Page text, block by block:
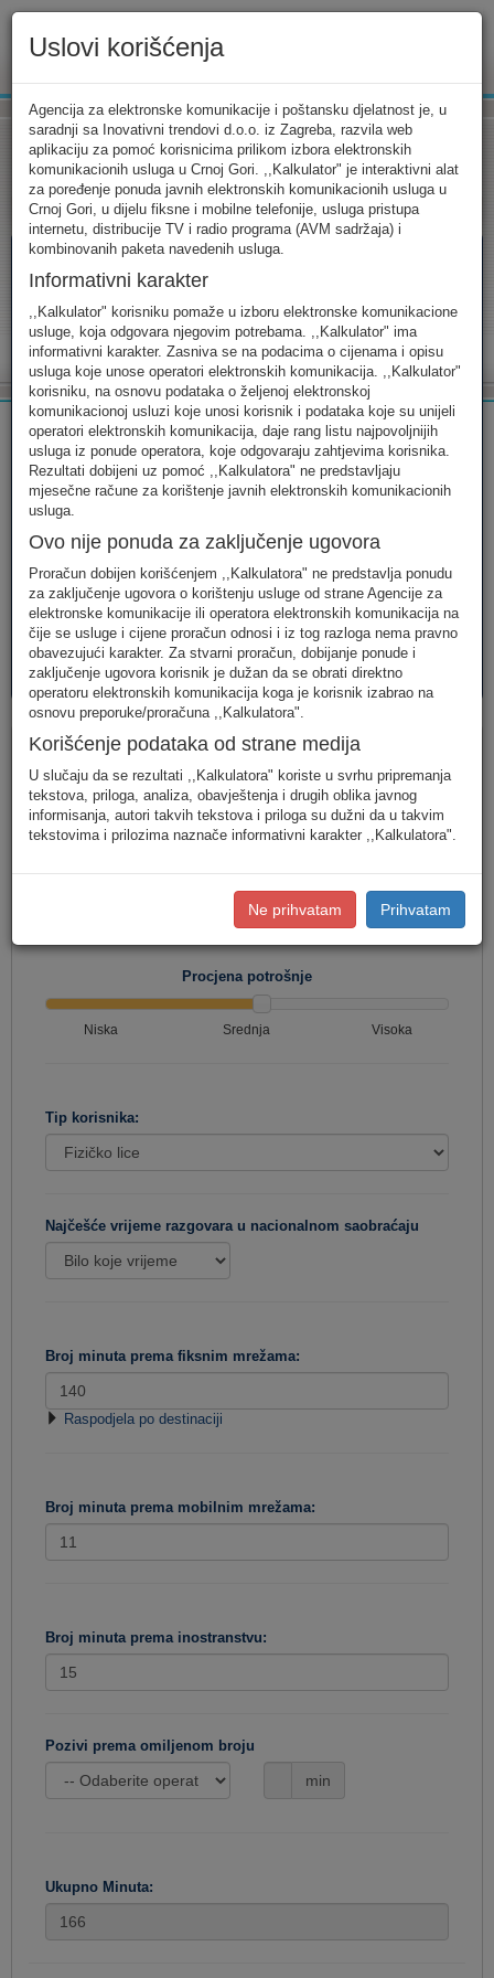
Tarifni kalkulator Uslovi korišćenja Kontakt
Tarifni kalkulator
Odaberite usluge koje koristite, popunite sva potrebna polja i
izaberite za sebe ono najbolje...
FIKSNA MOBILNA INTERNET
AVM
usluge
PAKETI
usluga
Fiksna telefonija
Jednostavan unos
(Za jednostavan unos raspodjela
korisnika u Crnoj Gori.)
(Za definisanje raspodjele saobraćaja prema
konkretnim destinacijama, koristite detaljan unos potrošnje.)
Procjena potrošnje
Niska Srednja Visoka
Tip korisnika:
Najčešće vrijeme razgovara u nacionalnom saobraćaju
Broj minuta prema fiksnim mrežama:
Raspodjela po destinaciji
Broj minuta prema mobilnim mrežama:
Broj minuta prema inostranstvu:
Pozivi prema omiljenom broju
min
Ukupno Minuta:
Uslovi korišćenja
Agencija za elektronske komunikacije i poštansku djelatnost je, u
saradnji sa Inovativni trendovi d.o.o. iz Zagreba, razvila web
aplikaciju za pomoć korisnicima prilikom izbora elektronskih
komunikacionih usluga u Crnoj Gori. ,,Kalkulator" je interaktivni alat
za poređenje ponuda javnih elektronskih komunikacionih usluga u
Crnoj Gori, u dijelu fiksne i mobilne telefonije, usluga pristupa
internetu, distribucije TV i radio programa (AVM sadržaja) i
kombinovanih paketa navedenih usluga.
Informativni karakter
,,Kalkulator" korisniku pomaže u izboru elektronske komunikacione
usluge, koja odgovara njegovim potrebama. ,,Kalkulator" ima
informativni karakter. Zasniva se na podacima o cijenama i opisu
usluga koje unose operatori elektronskih komunikacija. ,,Kalkulator"
korisniku, na osnovu podataka o željenoj elektronskoj
komunikacionoj usluzi koje unosi korisnik i podataka koje su unijeli
operatori elektronskih komunikacija, daje rang listu najpovoljnijih
usluga iz ponude operatora, koje odgovaraju zahtjevima korisnika.
Rezultati dobijeni uz pomoć ,,Kalkulatora" ne predstavljaju
mjesečne račune za korištenje javnih elektronskih komunikacionih
usluga.
Ovo nije ponuda za zaključenje ugovora
Proračun dobijen korišćenjem ,,Kalkulatora" ne predstavlja ponudu
za zaključenje ugovora o korištenju usluge od strane Agencije za
elektronske komunikacije ili operatora elektronskih komunikacija na
čije se usluge i cijene proračun odnosi i iz tog razloga nema pravno
obavezujući karakter. Za stvarni proračun, dobijanje ponude i
zaključenje ugovora korisnik je dužan da se obrati direktno
operatoru elektronskih komunikacija koga je korisnik izabrao na
osnovu preporuke/proračuna ,,Kalkulatora".
Korišćenje podataka od strane medija
U slučaju da se rezultati ,,Kalkulatora" koriste u svrhu pripremanja
tekstova, priloga, analiza, obavještenja i drugih oblika javnog
informisanja, autori takvih tekstova i priloga su dužni da u takvim
tekstovima i prilozima naznače informativni karakter ,,Kalkulatora".
Ne prihvatam Prihvatam